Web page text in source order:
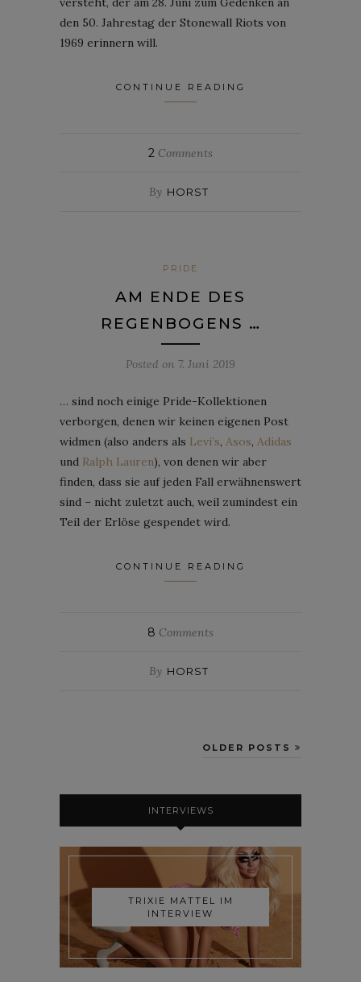
den 50. Jahrestag der Stonewall Riots von
1969 erinnern will.
CONTINUE READING
2 Comments
By HORST
PRIDE
AM ENDE DES
REGENBOGENS …
Posted on 7. Juni 2019
… sind noch einige Pride-Kollektionen
verborgen, denen wir keinen eigenen Post
widmen (also anders als Levi’s, Asos, Adidas
und Ralph Lauren), von denen wir aber
finden, dass sie auf jeden Fall erwähnenswert
sind – nicht zuletzt auch, weil zumindest ein
Teil der Erlöse gespendet wird.
CONTINUE READING
8 Comments
By HORST
OLDER POSTS
INTERVIEWS
TRIXIE MATTEL IM
INTERVIEW